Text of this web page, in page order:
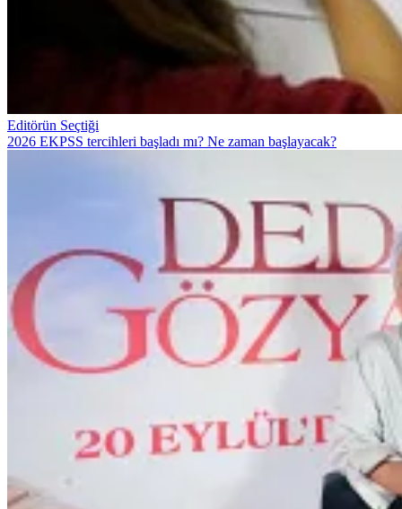
Editörün Seçtiği
2026 EKPSS tercihleri başladı mı? Ne zaman başlayacak?